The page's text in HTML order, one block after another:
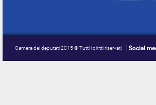
Camera dei deputati 2015 © Tutti i diritti riservati Social